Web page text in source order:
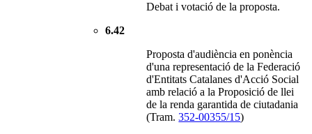
Debat i votació de la proposta.
6.42
Proposta d'audiència en ponència
d'una representació de la Federació
d'Entitats Catalanes d'Acció Social
amb relació a la Proposició de llei
de la renda garantida de ciutadania
(Tram.352-00355/15)